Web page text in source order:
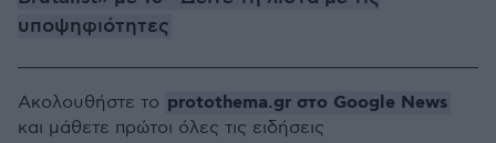
υποψηφιότητες
Ακολουθήστε το protothema.gr στο Google News
και μάθετε πρώτοι όλες τις ειδήσεις